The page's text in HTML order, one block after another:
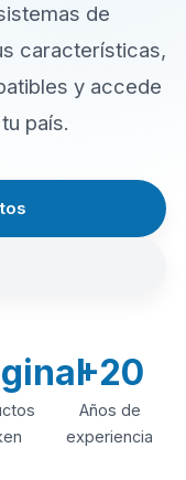
de
características,
y accede
país.
+20
Años de
experiencia